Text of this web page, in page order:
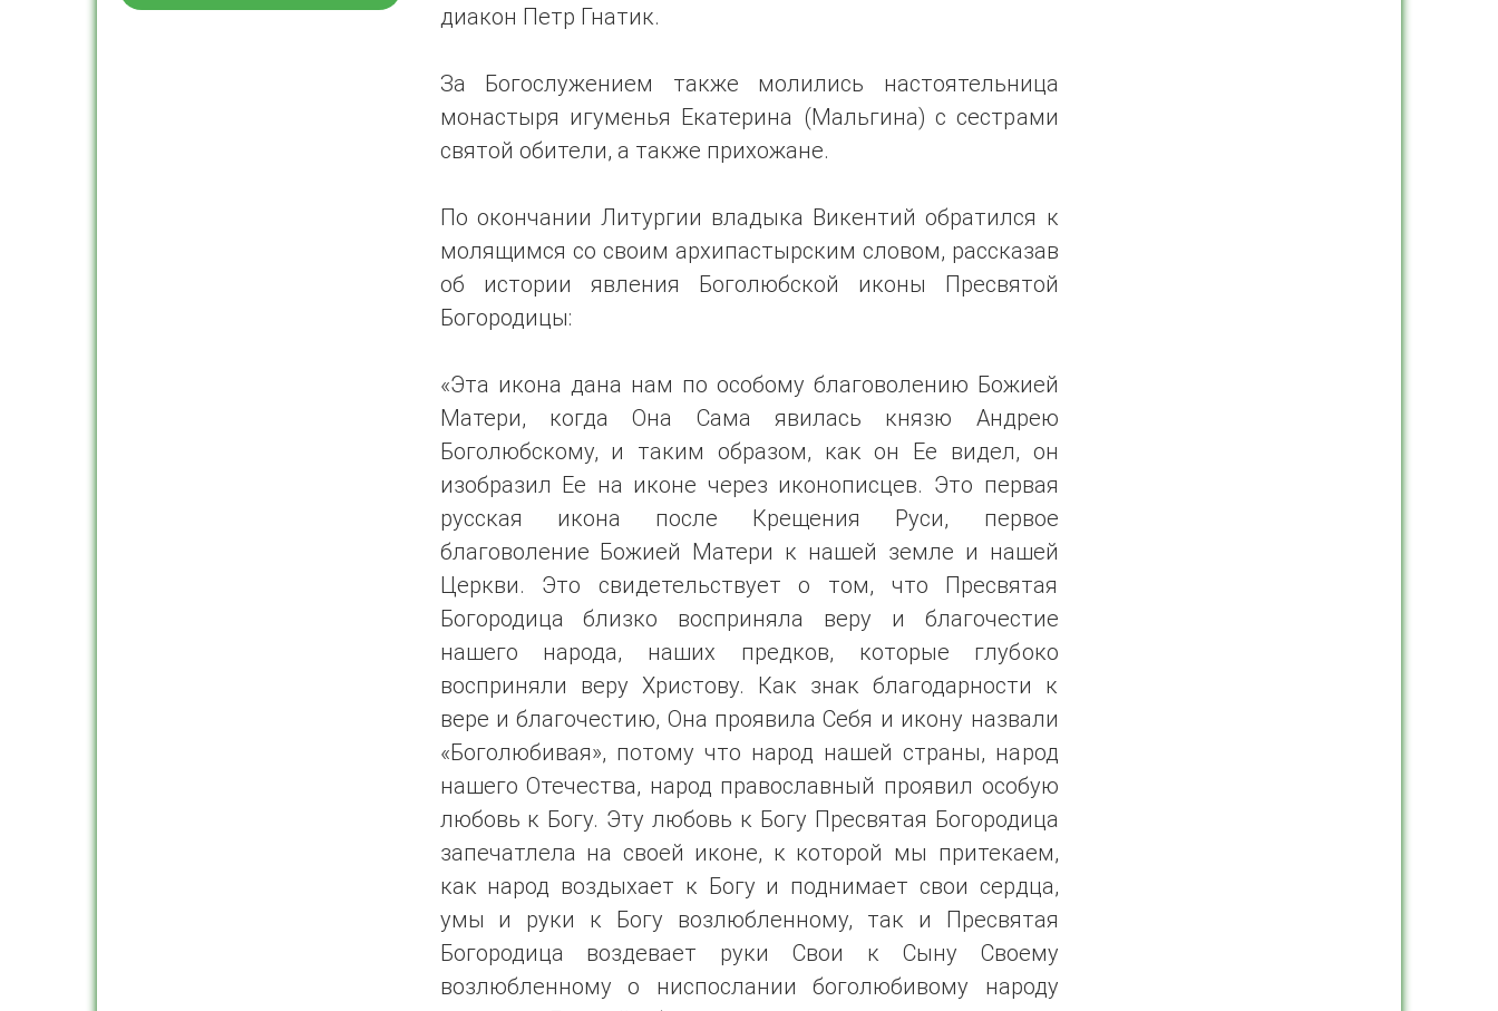
диакон Петр Гнатик.
За Богослужением также молились настоятельница
монастыря игуменья Екатерина (Мальгина) с сестрами
святой обители, а также прихожане.
По окончании Литургии владыка Викентий обратился к
молящимся со своим архипастырским словом, рассказав
об истории явления Боголюбской иконы Пресвятой
Богородицы:
«Эта икона дана нам по особому благоволению Божией
Матери, когда Она Сама явилась князю Андрею
Боголюбскому, и таким образом, как он Ее видел, он
изобразил Ее на иконе через иконописцев. Это первая
русская икона после Крещения Руси, первое
благоволение Божией Матери к нашей земле и нашей
Церкви. Это свидетельствует о том, что Пресвятая
Богородица близко восприняла веру и благочестие
нашего народа, наших предков, которые глубоко
восприняли веру Христову. Как знак благодарности к
вере и благочестию, Она проявила Себя и икону назвали
«Боголюбивая», потому что народ нашей страны, народ
нашего Отечества, народ православный проявил особую
любовь к Богу. Эту любовь к Богу Пресвятая Богородица
запечатлела на своей иконе, к которой мы притекаем,
как народ воздыхает к Богу и поднимает свои сердца,
умы и руки к Богу возлюбленному, так и Пресвятая
Богородица воздевает руки Свои к Сыну Своему
возлюбленному о ниспослании боголюбивому народу